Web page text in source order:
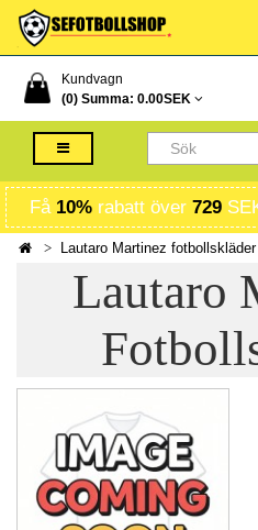
Kundvagn
(0) Summa: 0.00SEK
Få 10% rabatt över 729
Lautaro Martinez fotbollskläder
Lautaro